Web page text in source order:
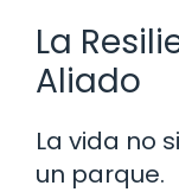
La
Aliado
La vida no
un parque.